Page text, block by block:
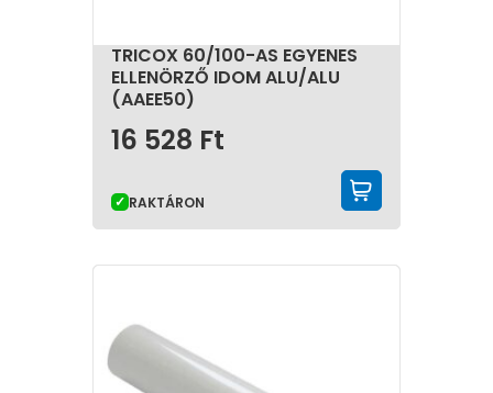
TRICOX 60/100-AS EGYENES
ELLENÖRZŐ IDOM ALU/ALU
(AAEE50)
16 528 Ft
RAKTÁRON